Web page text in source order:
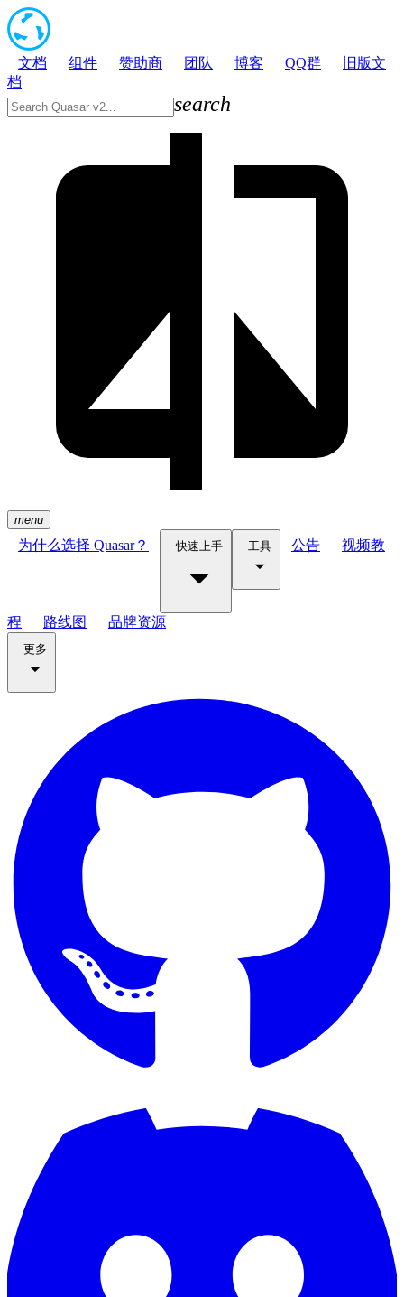
文档 组件 赞助商 团队 博客 QQ群
旧版文
档
search
menu
为什么选择 Quasar？ 快速上手 工具 公告 视频教
程 路线图 品牌资源
更多